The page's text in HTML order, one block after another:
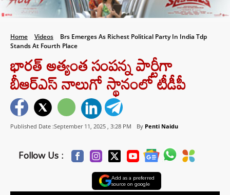
Home Videos
Brs Emerges As Richest Political Party In India Tdp
Stands At Fourth Place
భారత్‌ అత్యంత సంపన్న పార్టీగా
బీఆర్‌ఎస్‌ నాలుగో స్థానంలో టీడీపీ
Published Date :September 11, 2025 , 3:28 PM By Penti Naidu
Follow Us :
Add as a preferred
source on google